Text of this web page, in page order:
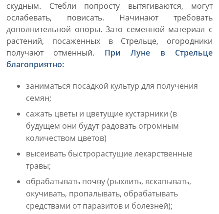
скудным. Стебли попросту вытягиваются, могут
ослабевать, повисать. Начинают требовать
дополнительной опоры. Зато семенной материал с
растений, посаженных в Стрельце, огородники
получают отменный. При Луне в Стрельце
благоприятно:
заниматься посадкой культур для получения
семян;
сажать цветы и цветущие кустарники (в
будущем они будут радовать огромным
количеством цветов)
высеивать быстрорастущие лекарственные
травы;
обрабатывать почву (рыхлить, вскапывать,
окучивать, пропалывать, обрабатывать
средствами от паразитов и болезней);